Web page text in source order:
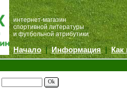
интернет-магазин
спортивной литературы
и футбольной атрибутики
Начало |Информация |Как
Ok